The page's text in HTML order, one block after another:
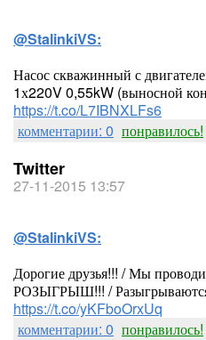
@StalinkiVS:
Насос скважинный с
1х220V 0,55kW (выносной
https://t.co/L7IBNXLFs6
комментарии: 0 понравилось!
Twitter
27-11-2015 13:57
@StalinkiVS:
Дорогие друзья!!! / Мы
РОЗЫГРЫШ!!! /
https://t.co/yKFboOrxUq
комментарии: 0 понравилось!